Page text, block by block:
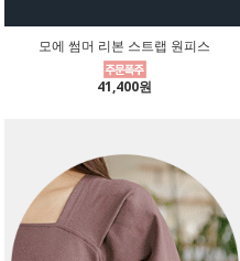
모에 썸머 리본 스트랩 원피스
41,400원